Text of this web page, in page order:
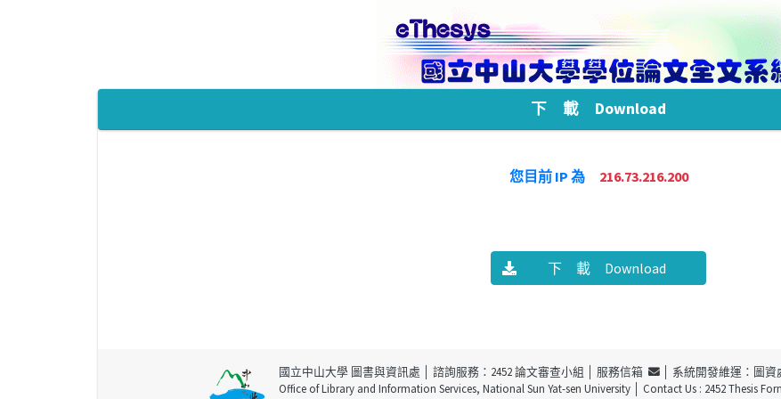
下 載 Download
您目前 IP 為 216.73.216.200
下 載 Download
國立中山大學 圖書與資訊處 │ 諮詢服務：2452 論文審查小組 │ 服務信箱
│ 系統開發維運：圖資
Office of Library and Information Services, National Sun Yat-sen University│ Contact Us : 2452 Thesis